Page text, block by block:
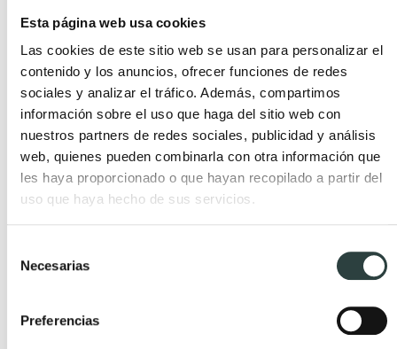
Esta página web usa cookies
Las cookies de este sitio web se usan para personalizar el
contenido y los anuncios, ofrecer funciones de redes
sociales y analizar el tráfico. Además, compartimos
información sobre el uso que haga del sitio web con
nuestros partners de redes sociales, publicidad y análisis
web, quienes pueden combinarla con otra información que
les haya proporcionado o que hayan recopilado a partir del
uso que haya hecho de sus servicios.
Necesarias
Preferencias
Muebles de baño fondo
reducido
Muebles de baño
suspendidos
Muebles de baño
económicos
Auxiliares de baño
Lavabos dobles
Espejos de aumento
bluetooth
Columnas de hidromasaje